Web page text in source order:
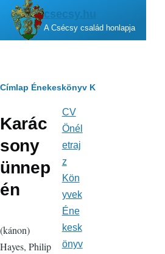
Ugrás a tartalomra
csecsy.hu
A Csécsy család honlapja
Morzsa
Címlap Énekeskönyv K
Karác
sony
ünnep
én
(kánon)
Hayes, Philip
navigáció
CV
Önél
etraj
z
Kön
yvek
Éne
kesk
önyv